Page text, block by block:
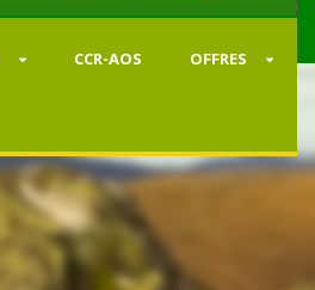
CCR-AOS OFFRES